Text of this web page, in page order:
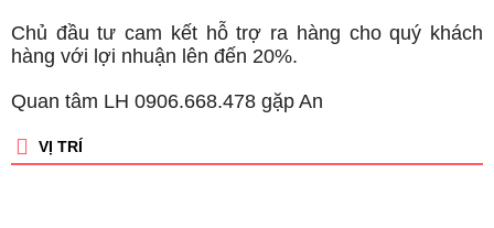
Chủ đầu tư cam kết hỗ trợ ra hàng cho quý khách
hàng với lợi nhuận lên đến 20%.
Quan tâm LH 0906.668.478 gặp An
VỊ TRÍ